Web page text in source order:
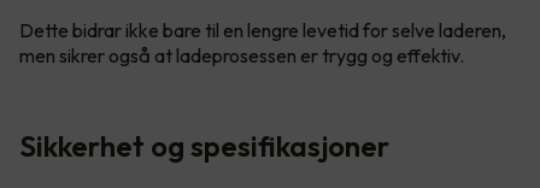
Dette bidrar ikke bare til en lengre levetid for selve laderen,
men sikrer også at ladeprosessen er trygg og effektiv.
Sikkerhet og spesifikasjoner